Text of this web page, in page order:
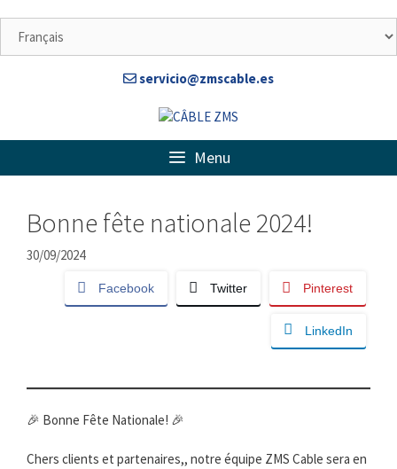
contenu
servicio@zmscable.es
Menu
Bonne fête nationale 2024!
30/09/2024
Facebook Twitter Pinterest
LinkedIn
🎉 Bonne Fête Nationale! 🎉
Chers clients et partenaires,, notre équipe ZMS Cable sera en